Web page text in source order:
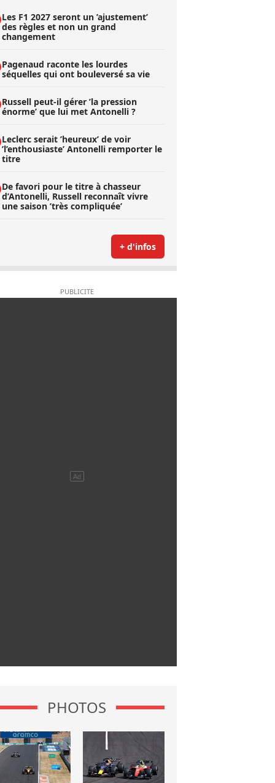
Les F1 2027 seront un ’ajustement’
des règles et non un grand
changement
Pagenaud raconte les lourdes
séquelles qui ont bouleversé sa vie
Russell peut-il gérer ’la pression
énorme’ que lui met Antonelli ?
Leclerc serait ’heureux’ de voir
’l’enthousiaste’ Antonelli remporter le
titre
De favori pour le titre à chasseur
d’Antonelli, Russell reconnaît vivre
une saison ’très compliquée’
+ d'infos
PHOTOS